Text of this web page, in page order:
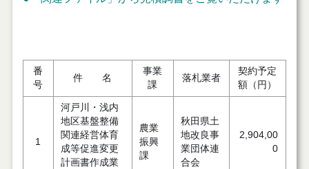
番
号
件 名
事業
課
落札業者
契約予定
額（円）
1
河戸川・浅内
地区基盤整備
関連経営体育
成等促進変更
計画書作成業
農業
振興
課
秋田県土
地改良事
業団体連
合会
2,904,00
0